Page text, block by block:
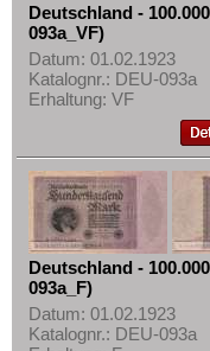
Deutschland -
093a_VF)
Datum: 01.02.1923
Katalognr.: DEU-093a
Erhaltung: VF
Deutschland -
093a_F)
Datum: 01.02.1923
Katalognr.: DEU-093a